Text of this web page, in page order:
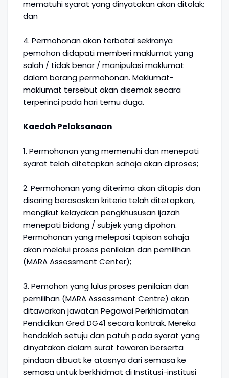
mematuhi syarat yang dinyatakan akan ditolak;
dan
4. Permohonan akan terbatal sekiranya
pemohon didapati memberi maklumat yang
salah / tidak benar / manipulasi maklumat
dalam borang permohonan. Maklumat-
maklumat tersebut akan disemak secara
terperinci pada hari temu duga.
Kaedah Pelaksanaan
1. Permohonan yang memenuhi dan menepati
syarat telah ditetapkan sahaja akan diproses;
2. Permohonan yang diterima akan ditapis dan
disaring berasaskan kriteria telah ditetapkan,
mengikut kelayakan pengkhususan ijazah
menepati bidang / subjek yang dipohon.
Permohonan yang melepasi tapisan sahaja
akan melalui proses penilaian dan pemilihan
(MARA Assessment Center);
3. Pemohon yang lulus proses penilaian dan
pemilihan (MARA Assessment Centre) akan
ditawarkan jawatan Pegawai Perkhidmatan
Pendidikan Gred DG41 secara kontrak. Mereka
hendaklah setuju dan patuh pada syarat yang
dinyatakan dalam surat tawaran berserta
pindaan dibuat ke atasnya dari semasa ke
semasa untuk berkhidmat di Institusi-institusi